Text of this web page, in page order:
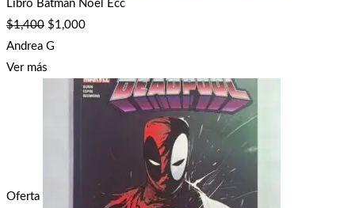
Libro Batman Noel Ecc
$1,400 $1,000
Andrea G
Ver más
Oferta